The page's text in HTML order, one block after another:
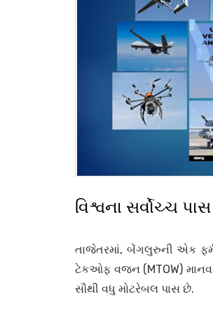
વિશ્વના સર્વોચ્ચ
તાજેતરમાં, બેંગલુરુની એક
ટેકઓફ વજન (MTOW)
સૌથી વધુ મોટરેબલ પાસ છે.